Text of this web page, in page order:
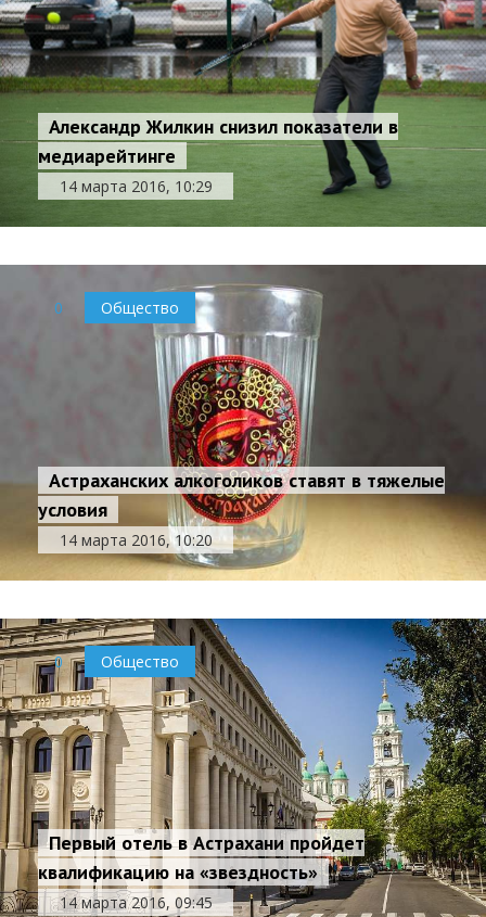
Александр Жилкин снизил показатели в
медиарейтинге
14 марта 2016, 10:29
0 Общество
Астраханских алкоголиков ставят в тяжелые
условия
14 марта 2016, 10:20
0 Общество
Первый отель в Астрахани пройдет
квалификацию на «звездность»
14 марта 2016, 09:45